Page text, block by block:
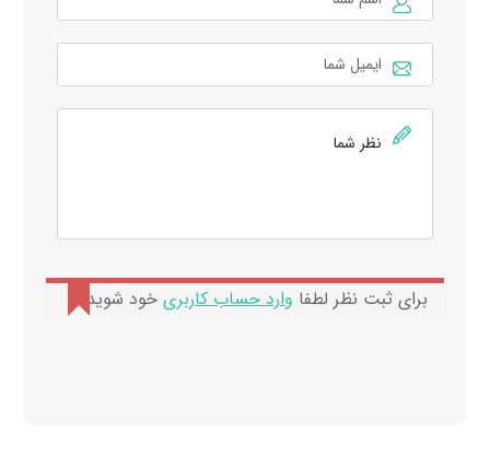
برای ثبت نظر لطفا وارد حساب کاربری خود شوید.